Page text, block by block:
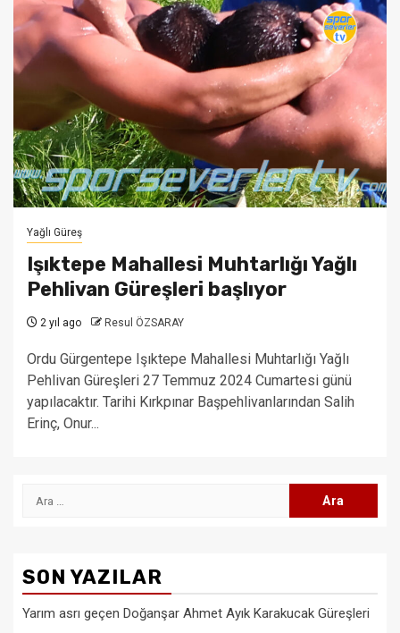
Yağlı Güreş
Işıktepe Mahallesi Muhtarlığı Yağlı
Pehlivan Güreşleri başlıyor
2 yıl ago Resul ÖZSARAY
Ordu Gürgentepe Işıktepe Mahallesi Muhtarlığı Yağlı
Pehlivan Güreşleri 27 Temmuz 2024 Cumartesi günü
yapılacaktır. Tarihi Kırkpınar Başpehlivanlarından Salih
Erinç, Onur...
Arama:
SON YAZILAR
Yarım asrı geçen Doğanşar Ahmet Ayık Karakucak Güreşleri